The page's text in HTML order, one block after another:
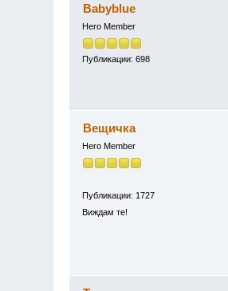
Babyblue
Hero Member
Публикации: 698
Вещичка
Hero Member
Публикации: 1727
Виждам те!